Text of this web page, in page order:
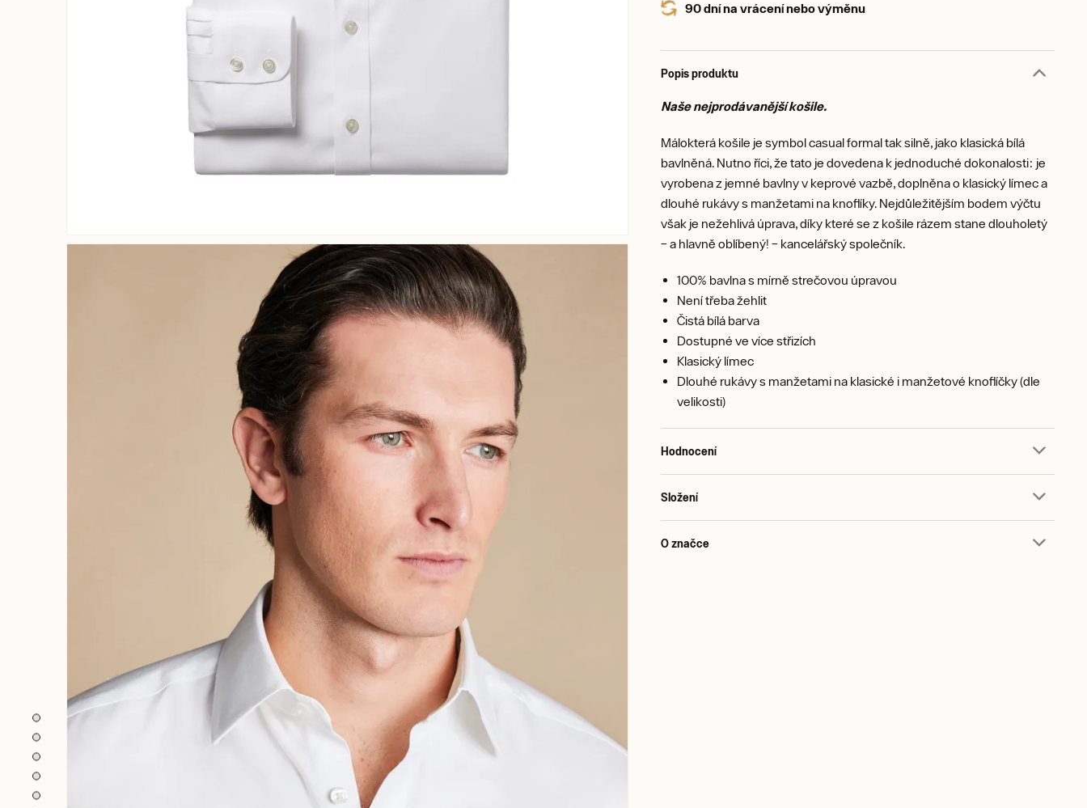
90 dní na vrácení nebo výměnu
Popis produktu
Naše nejprodávanější košile.
Málokterá košile je symbol casual formal tak silně, jako klasická bílá
bavlněná. Nutno říci, že tato je dovedena k jednoduché dokonalosti: je
vyrobena z jemné bavlny v keprové vazbě, doplněna o klasický límec a
dlouhé rukávy s manžetami na knoflíky. Nejdůležitějším bodem výčtu
však je nežehlivá úprava, díky které se z košile rázem stane dlouholetý
– a hlavně oblíbený! – kancelářský společník.
100% bavlna s mírně strečovou úpravou
Není třeba žehlit
Čistá bílá barva
Dostupné ve více střizích
Klasický límec
Dlouhé rukávy s manžetami na klasické i manžetové knoflíčky (dle
velikosti)
Hodnocení
Složení
O značce